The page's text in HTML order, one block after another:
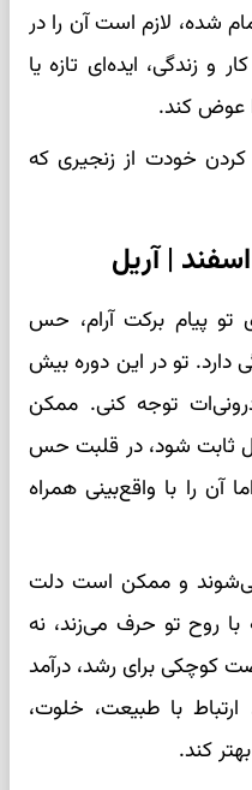
شده، لازم است آن را در
زندگی، ایده‌ای تازه یا
عوض کند.
خودت از زنجیری که
| آریل
تو پیام برکت آرام، حس
دارد. تو در این دوره بیش
توجه کنی. ممکن
ثابت شود، در قلبت حس
آن را با واقع‌بینی همراه
و ممکن است دلت
روح تو حرف می‌زند، نه
کوچکی برای رشد، درآمد
با طبیعت، خلوت،
کند.